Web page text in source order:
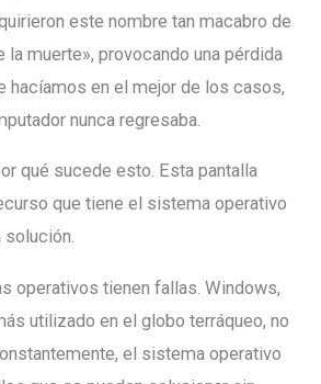
este nombre tan macabro de
la muerte», provocando una pérdida
hacíamos en el mejor de los casos,
nunca regresaba.
qué sucede esto. Esta pantalla
que tiene el sistema operativo
solución.
operativos tienen fallas. Windows,
utilizado en el globo terráqueo, no
el sistema operativo